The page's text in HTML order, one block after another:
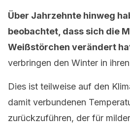
Über Jahrzehnte hinweg
beobachtet, dass sich die
Weißstörchen verändert
verbringen den Winter in
Dies ist teilweise auf den
damit verbundenen
zurückzuführen, der für